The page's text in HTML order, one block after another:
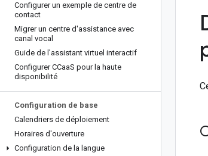
Configurer un exemple de centre de
contact
Migrer un centre d'assistance avec
canal vocal
Guide de l'assistant virtuel interactif
Configurer CCaaS pour la haute
disponibilité
Configuration de base
Calendriers de déploiement
Horaires d'ouverture
Configuration de la langue